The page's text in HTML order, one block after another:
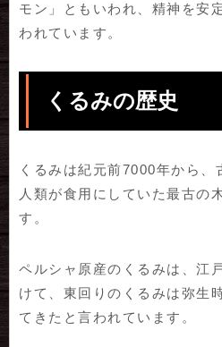
モン」ともいわれ、精神を安
われています。
くるみの歴史
くるみは紀元前7000年から、
人類が食用にしていた最古の
す。
ペルシャ原産のくるみは、江
けて、東回りのくるみは弥生
てきたと言われています。